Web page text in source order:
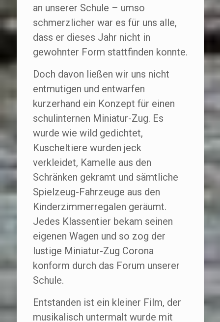
an unserer Schule – umso
schmerzlicher war es für uns alle,
dass er dieses Jahr nicht in
gewohnter Form stattfinden konnte.
Doch davon ließen wir uns nicht
entmutigen und entwarfen
kurzerhand ein Konzept für einen
schulinternen Miniatur-Zug. Es
wurde wie wild gedichtet,
Kuscheltiere wurden jeck
verkleidet, Kamelle aus den
Schränken gekramt und sämtliche
Spielzeug-Fahrzeuge aus den
Kinderzimmerregalen geräumt.
Jedes Klassentier bekam seinen
eigenen Wagen und so zog der
lustige Miniatur-Zug Corona
konform durch das Forum unserer
Schule.
Entstanden ist ein kleiner Film, der
musikalisch untermalt wurde mit